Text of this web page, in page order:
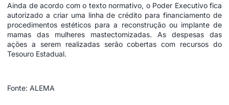
Ainda de acordo com o texto normativo, o Poder Executivo fica
autorizado a criar uma linha de crédito para financiamento de
procedimentos estéticos para a reconstrução ou implante de
mamas das mulheres mastectomizadas. As despesas das
ações a serem realizadas serão cobertas com recursos do
Tesouro Estadual.
Fonte: ALEMA